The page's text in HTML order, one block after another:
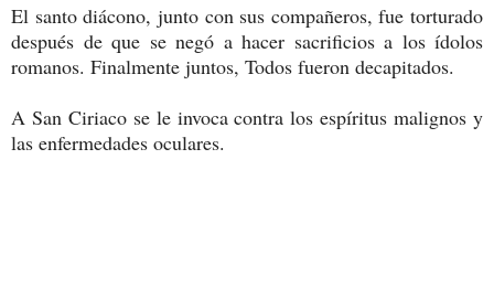
El santo diácono, junto con sus compañeros, fue torturado
después de que se negó a hacer sacrificios a los ídolos
romanos. Finalmente juntos, Todos fueron decapitados.
A San Ciriaco se le invoca contra los espíritus malignos y
las enfermedades oculares.